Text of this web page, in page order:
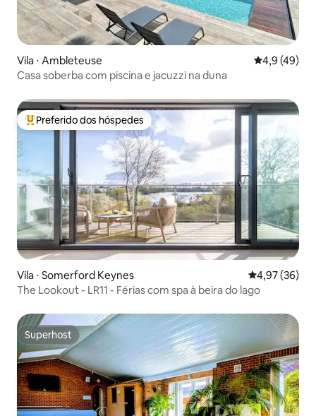
Vila ⋅ Ambleteuse 4,9 de uma
4,9 (49)
Casa soberba com piscina e jacuzzi na duna
Entre os melhores preferidos dos hóspedes
Preferido dos hóspedes
Vila ⋅ Somerford Keynes 4,97 de uma
4,97 (36)
The Lookout - LR11 - Férias com spa à beira do lago
Superhost
Superhost